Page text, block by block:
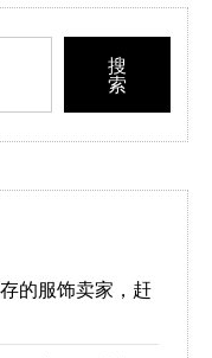
搜
索
的服饰卖家，赶